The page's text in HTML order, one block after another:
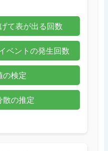
て表が出る回数
ベントの発生回数
の検定
散の推定